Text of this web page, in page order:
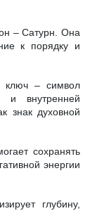
– Сатурн. Она
к порядку и
ключ – символ
и внутренней
знак духовной
сохранять
энергии
глубину,